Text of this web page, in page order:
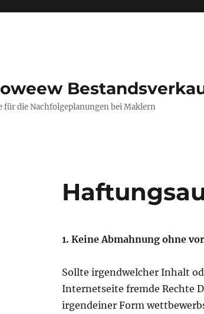
für die Nachfolgeplanungen bei Maklern
1. Keine Abmahnung ohne
Sollte irgendwelcher Inhalt
Internetseite fremde Rechte
irgendeiner Form